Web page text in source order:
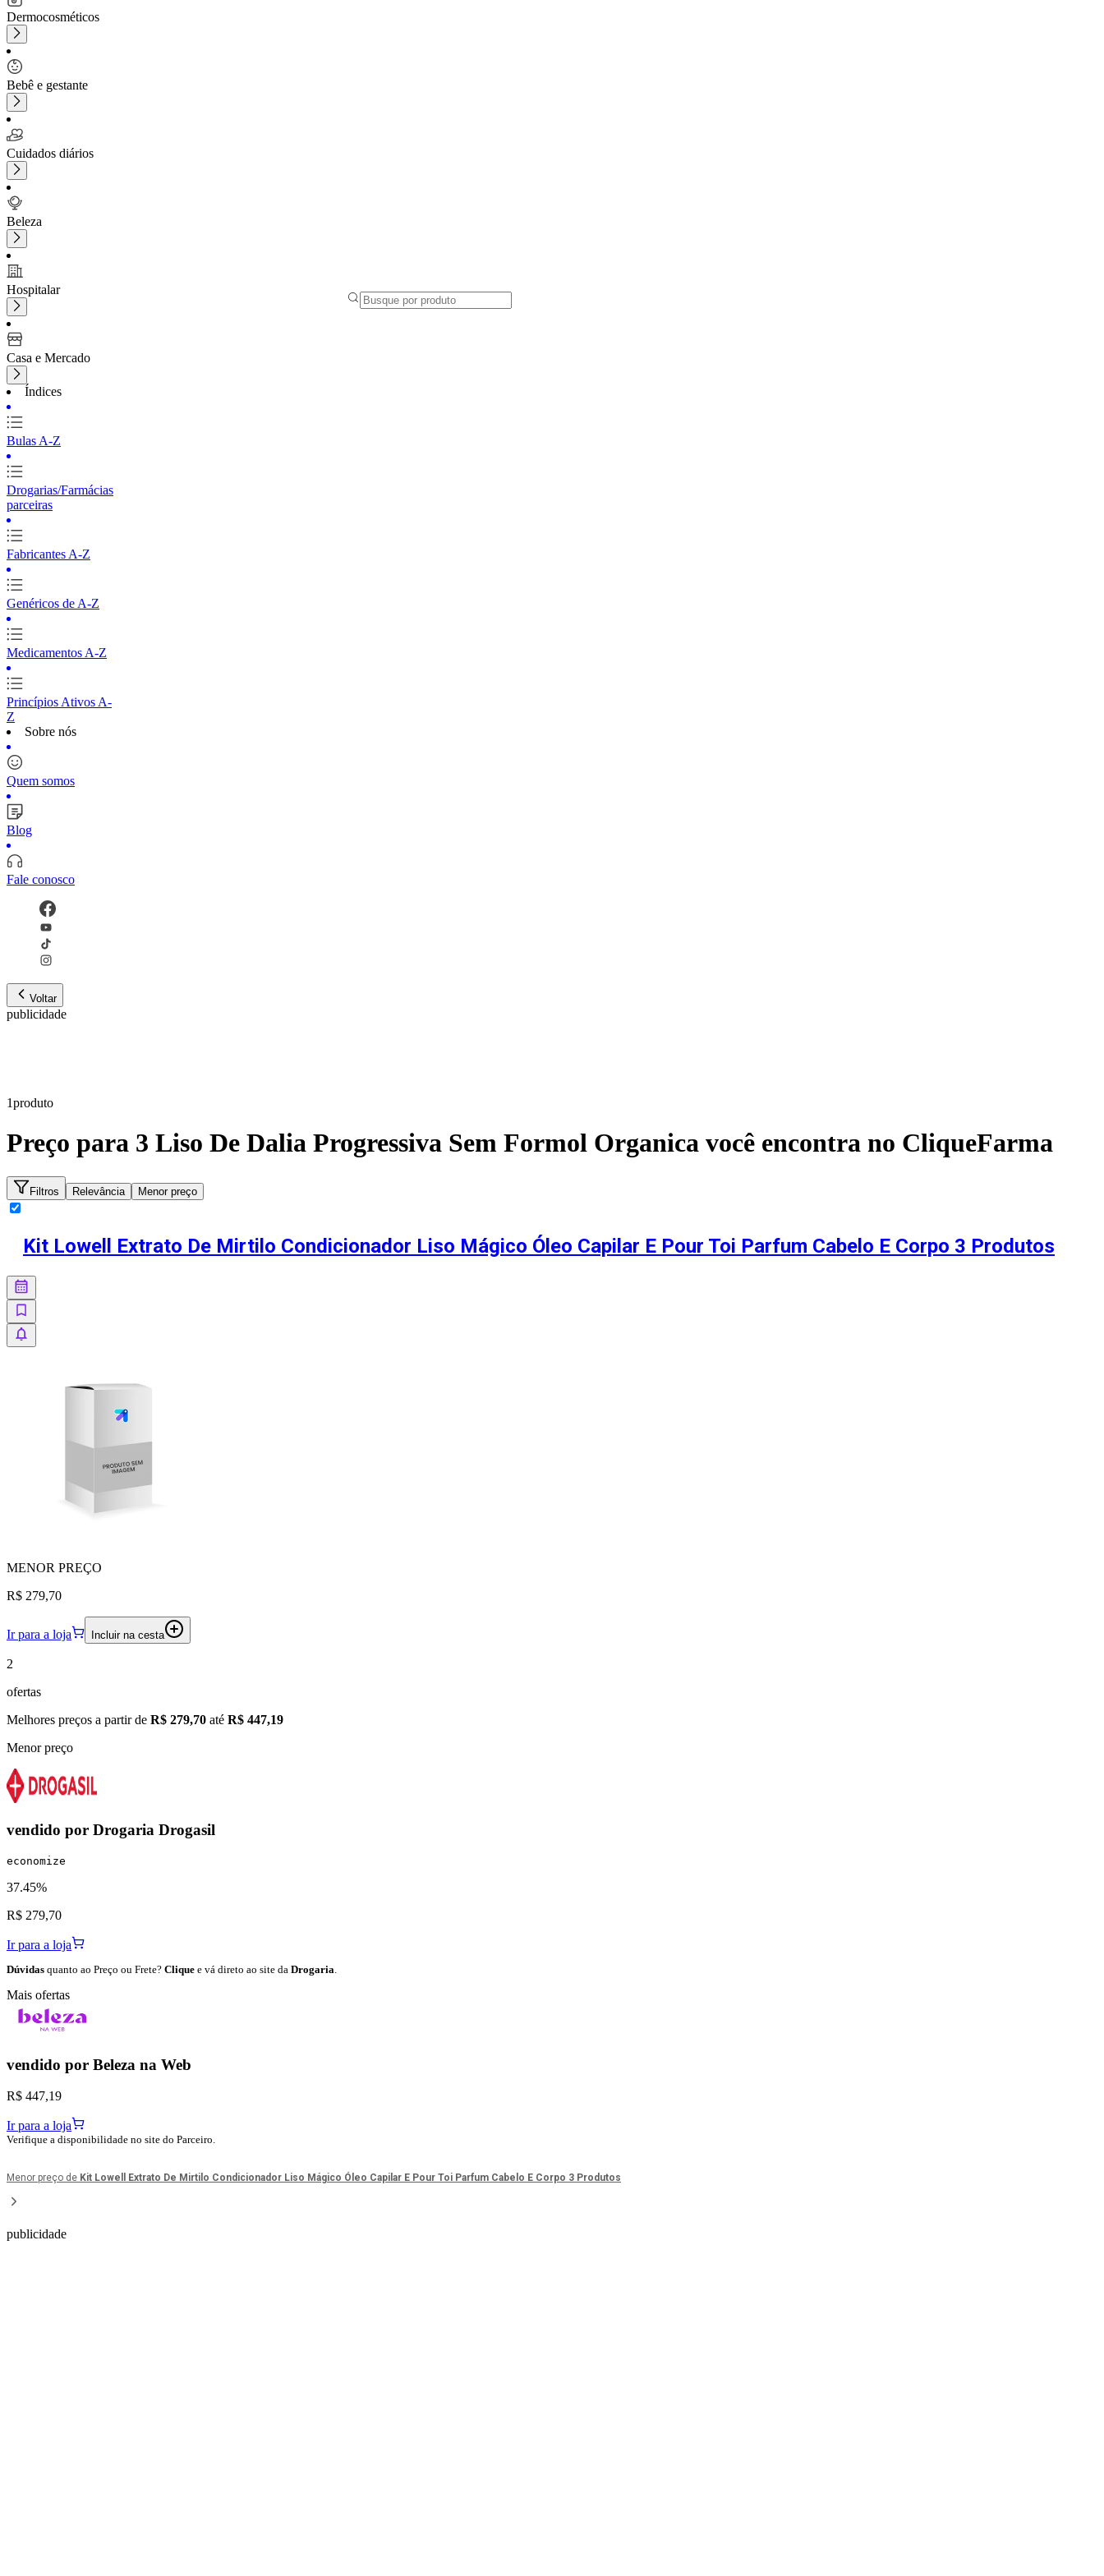
Dermocosméticos
Bebê e gestante
Cuidados diários
Beleza
Hospitalar
Casa e Mercado
Índices
Bulas A-Z
Drogarias/Farmácias
parceiras
Fabricantes A-Z
Genéricos de A-Z
Medicamentos A-Z
Princípios Ativos A-
Z
Sobre nós
Quem somos
Blog
Fale conosco
Voltar
publicidade
1produto
Preço para 3 Liso De Dalia Progressiva Sem Formol Organica você encontra no CliqueFarma
Filtros Relevância Menor preço
Kit Lowell Extrato De Mirtilo Condicionador Liso Mágico Óleo Capilar E Pour Toi Parfum Cabelo E Corpo 3 Produtos
MENOR PREÇO
R$ 279,70
Ir para a loja Incluir na cesta
2
ofertas
Melhores preços a partir de R$ 279,70 até R$ 447,19
Menor preço
vendido por Drogaria Drogasil
economize
37.45%
R$ 279,70
Ir para a loja
Dúvidas quanto ao Preço ou Frete? Clique e vá direto ao site da Drogaria.
Mais ofertas
vendido por Beleza na Web
R$ 447,19
Ir para a loja
Verifique a disponibilidade no site do Parceiro.
Menor preço de Kit Lowell Extrato De Mirtilo Condicionador Liso Mágico Óleo Capilar E Pour Toi Parfum Cabelo E Corpo 3 Produtos
publicidade